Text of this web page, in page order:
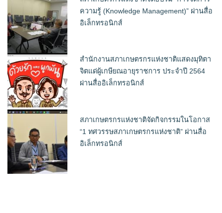
ความรู้ (Knowledge Management)” ผ่านสื่อ
อิเล็กทรอนิกส์
สำนักงานสภาเกษตรกรแห่งชาติแสดงมุทิตา
จิตแด่ผู้เกษียณอายุราชการ ประจำปี 2564
ผ่านสื่ออิเล็กทรอนิกส์
สภาเกษตรกรแห่งชาติจัดกิจกรรมในโอกาส
“1 ทศวรรษสภาเกษตรกรแห่งชาติ” ผ่านสื่อ
อิเล็กทรอนิกส์